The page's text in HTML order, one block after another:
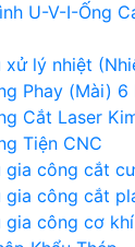
U-V-I-Ống
xử lý nhiệt
Phay (Mài) 6
Cắt Laser
Tiện CNC
gia công cắt
gia công cắt
gia công cơ